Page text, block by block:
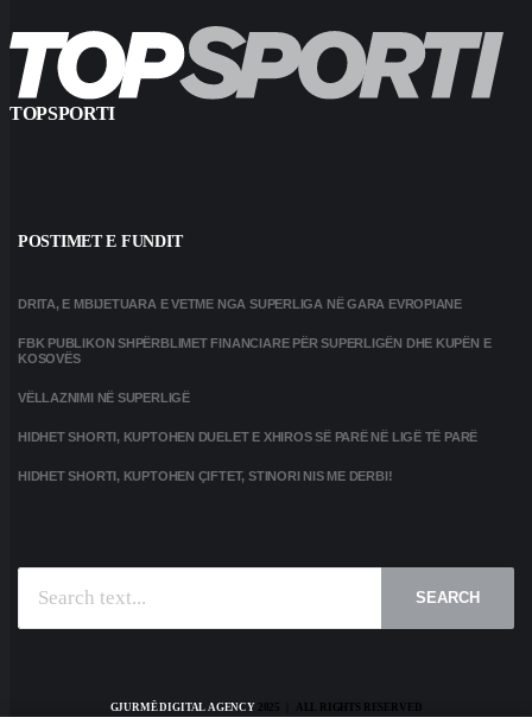
TOPSPORTI
POSTIMET E FUNDIT
DRITA, E MBIJETUARA E VETME NGA SUPERLIGA NË GARA EVROPIANE
FBK PUBLIKON SHPËRBLIMET FINANCIARE PËR SUPERLIGËN DHE KUPËN E
KOSOVËS
VËLLAZNIMI NË SUPERLIGË
HIDHET SHORTI, KUPTOHEN DUELET E XHIROS SË PARË NË LIGË TË PARË
HIDHET SHORTI, KUPTOHEN ÇIFTET, STINORI NIS ME DERBI!
SEARCH
GJURMË DIGITAL AGENCY2025 | ALL RIGHTS RESERVED